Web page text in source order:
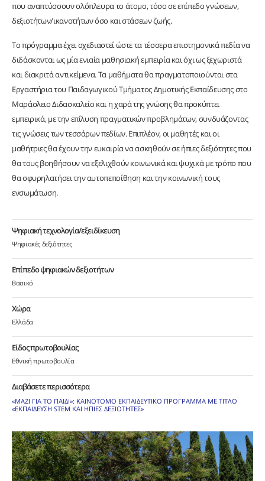
που αναπτύσσουν ολόπλευρα το άτομο, τόσο σε επίπεδο γνώσεων,
δεξιοτήτων/ικανοτήτων όσο και στάσεων ζωής.
Το πρόγραμμα έχει σχεδιαστεί ώστε τα τέσσερα επιστημονικά πεδία να
διδάσκονται ως μία ενιαία μαθησιακή εμπειρία και όχι ως ξεχωριστά
και διακριτά αντικείμενα. Τα μαθήματα θα πραγματοποιούνται στα
Εργαστήρια του Παιδαγωγικού Τμήματος Δημοτικής Εκπαίδευσης στο
Μαράσλειο Διδασκαλείο και η χαρά της γνώσης θα προκύπτει
εμπειρικά, με την επίλυση πραγματικών προβλημάτων, συνδυάζοντας
τις γνώσεις των τεσσάρων πεδίων. Επιπλέον, οι μαθητές και οι
μαθήτριες θα έχουν την ευκαιρία να ασκηθούν σε ήπιες δεξιότητες που
θα τους βοηθήσουν να εξελιχθούν κοινωνικά και ψυχικά με τρόπο που
θα σφυρηλατήσει την αυτοπεποίθηση και την κοινωνική τους
ενσωμάτωση.
Ψηφιακή τεχνολογία/εξειδίκευση
Ψηφιακές δεξιότητες
Επίπεδο ψηφιακών δεξιοτήτων
Βασικό
Χώρα
Ελλάδα
Είδος πρωτοβουλίας
Εθνική πρωτοβουλία
Διαβάσετε περισσότερα
«ΜΑΖΙ ΓΙΑ ΤΟ ΠΑΙΔΙ»: ΚΑΙΝΟΤΟΜΟ ΕΚΠΑΙΔΕΥΤΙΚΟ ΠΡΟΓΡΑΜΜΑ ΜΕ ΤΙΤΛΟ
«ΕΚΠΑΙΔΕΥΣΗ STEM ΚΑΙ ΗΠΙΕΣ ΔΕΞΙΟΤΗΤΕΣ»